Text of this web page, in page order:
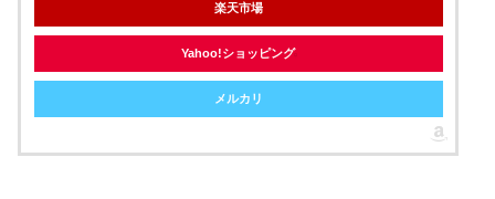
楽天市場
Yahoo!ショッピング
メルカリ